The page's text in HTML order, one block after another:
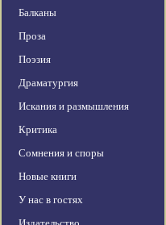
Балканы
Проза
Поэзия
Драматургия
Искания и размышления
Критика
Сомнения и споры
Новые книги
У нас в гостях